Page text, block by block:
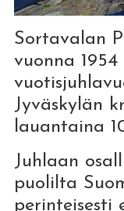
Sortavalan
vuonna
Jyväskylän
lauantaina
Juhlaan
puolilta
perinteisesti